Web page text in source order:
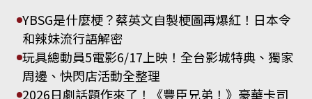
YBSG是什麼梗？蔡英文自製梗圖再爆紅！日本令
和辣妹流行語解密
玩具總動員5電影6/17上映！全台影城特典、獨家
周邊、快閃店活動全整理
2026日劇話題作來了！《豐臣兄弟！》豪華卡司